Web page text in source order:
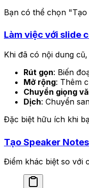
Bạn có thể chọn
Làm việc với slide
Khi đã có nội dung
Rút gọn: Biến
Mở rộng: Thêm
Chuyển giọng
Dịch: Chuyển
Đặc biệt hữu ích khi
Tạo Speaker
Điểm khác biệt so với